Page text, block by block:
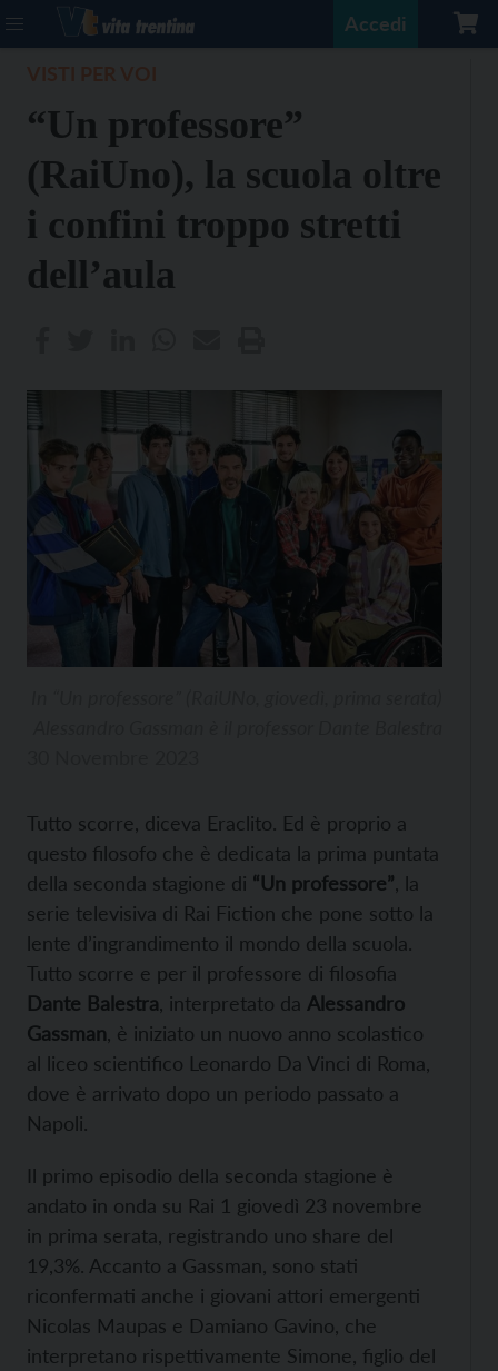
Accedi
“Un professore”
(RaiUno), la scuola oltre
i confini troppo stretti
dell’aula
Tutto scorre, diceva Eraclito. Ed è proprio a
questo filosofo che è dedicata la prima puntata
della seconda stagione di “Un professore” , la
serie televisiva di Rai Fiction che pone sotto la
lente d’ingrandimento il mondo della scuola.
Tutto scorre e per il professore di filosofia
Dante Balestra , interpretato da Alessandro
Gassman , è iniziato un nuovo anno scolastico
al liceo scientifico Leonardo Da Vinci di Roma,
dove è arrivato dopo un periodo passato a
Napoli.
Il primo episodio della seconda stagione è
andato in onda su Rai 1 giovedì 23 novembre
in prima serata, registrando uno share del
19,3%. Accanto a Gassman, sono stati
riconfermati anche i giovani attori emergenti
Nicolas Maupas e Damiano Gavino, che
interpretano rispettivamente Simone, figlio del